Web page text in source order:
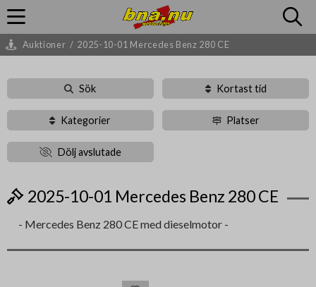
Auktioner / 2025-10-01 Mercedes Benz 280 CE
Sök Kortast tid
Kategorier Platser
Dölj avslutade
2025-10-01 Mercedes Benz 280 CE
- Mercedes Benz 280 CE med dieselmotor -